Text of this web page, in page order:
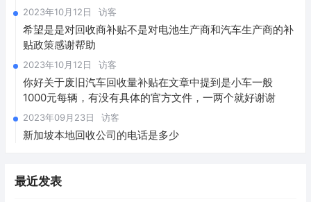
2023年10月12日 访客
希望是是对回收商补贴不是对电池生产商和汽车生产商的补
贴政策感谢帮助
2023年10月12日 访客
你好关于废旧汽车回收量补贴在文章中提到是小车一般
1000元每辆，有没有具体的官方文件，一两个就好谢谢
2023年09月23日 访客
新加坡本地回收公司的电话是多少
最近发表